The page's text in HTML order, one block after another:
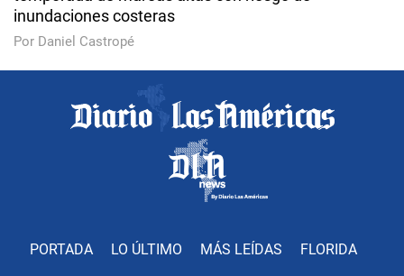
inundaciones costeras
Por Daniel Castropé
PORTADA LO ÚLTIMO MÁS LEÍDAS FLORIDA